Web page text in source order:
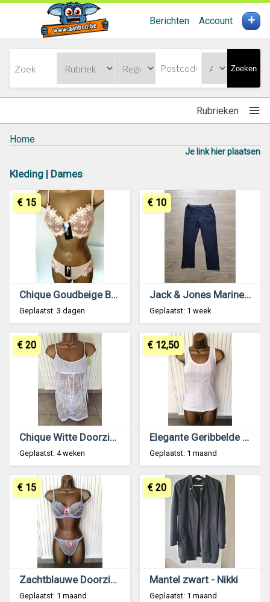
Berichten Account +
Zoeken
Rubrieken
Home
Je link hier plaatsen
Kleding | Dames
Chique Goudbeige BH met Slip - D Cups
Geplaatst: 3 dagen
€ 15
Jack & Jones Marineblauwe Pyama Broek - Homewear
Geplaatst: 1 week
€ 10
Chique Witte Doorzichtige Babydoll met String
Geplaatst: 4 weken
€ 20
Elegante Geribbelde Roomwitte Tanktop 36-38
Geplaatst: 1 maand
€ 12,50
Zachtblauwe Doorzichtige BH met String B Cups
Geplaatst: 1 maand
€ 15
Mantel zwart - Nikki
Geplaatst: 1 maand
€ 20